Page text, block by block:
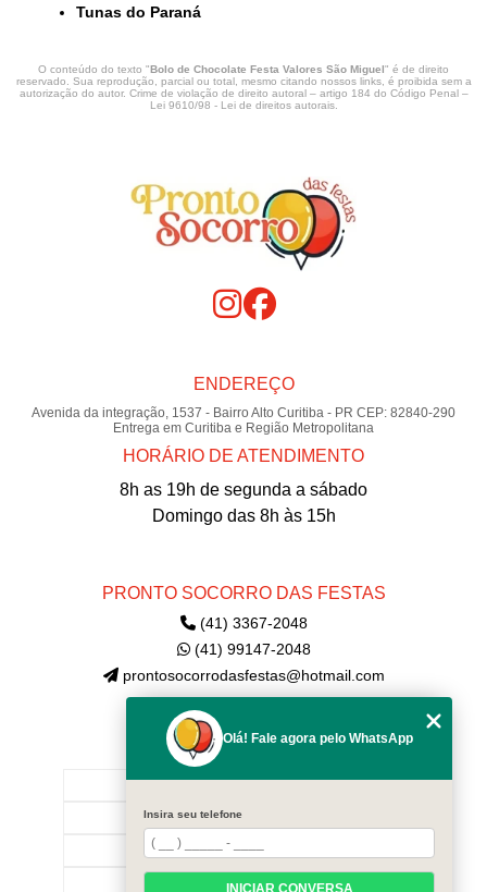
Tunas do Paraná
O conteúdo do texto "Bolo de Chocolate Festa Valores São Miguel" é de direito
reservado. Sua reprodução, parcial ou total, mesmo citando nossos links, é proibida sem a
autorização do autor. Crime de violação de direito autoral – artigo 184 do Código Penal –
Lei 9610/98 - Lei de direitos autorais.
ENDEREÇO
Avenida da integração, 1537 - Bairro Alto Curitiba - PR CEP: 82840-290
Entrega em Curitiba e Região Metropolitana
HORÁRIO DE ATENDIMENTO
8h as 19h de segunda a sábado
Domingo das 8h às 15h
PRONTO SOCORRO DAS FESTAS
(41) 3367-2048
(41) 99147-2048
prontosocorrodasfestas@hotmail.com
MENU
INÍCIO
EMPRESA
CONTATE-NOS!
CATEGORIAS
Olá! Fale agora pelo WhatsApp
Insira seu telefone
INICIAR CONVERSA